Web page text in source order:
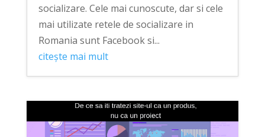
socializare. Cele mai cunoscute, dar si cele
mai utilizate retele de socializare in
Romania sunt Facebook si...
citește mai mult